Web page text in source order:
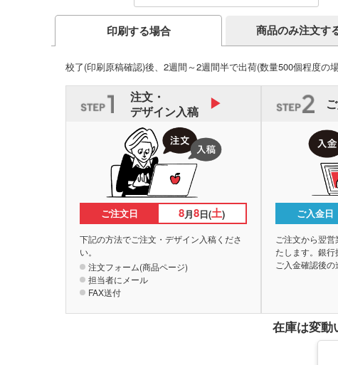
印刷する場合 商品のみ注文す
校了(印刷原稿確認)後、2週間～2週間半で出荷(数量500個程度の
注文・
デザイン入稿
ご注文日 8月8日(土)
下記の方法でご注文・デザイン入稿くださ
い。
注文フォーム(商品ページ)
担当者にメール
FAX送付
ご入金日
ご注文から翌
たします。銀行
ご入金確認後の
在庫は変動